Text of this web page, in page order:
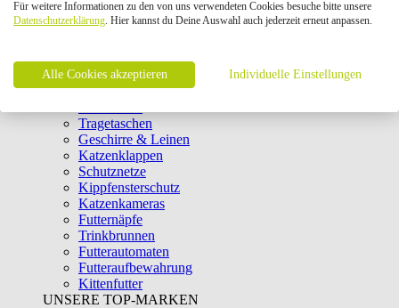
Intelligenzspielzeug
Laserpointer & Elektrospielzeug
Clicker & Target Sticks für Katzen
Weiteres Katzenspielzeug
Transportboxen
Tragetaschen
Geschirre & Leinen
Katzenklappen
Schutznetze
Kippfensterschutz
Katzenkameras
Futternäpfe
Trinkbrunnen
Futterautomaten
Futteraufbewahrung
Kittenfutter
UNSERE TOP-MARKEN
Für weitere Informationen zu den von uns verwendeten Cookies besuche bitte unsere
Datenschutzerklärung. Hier kannst du Deine Auswahl auch jederzeit erneut anpassen.
Alle Cookies akzeptieren Individuelle Einstellungen